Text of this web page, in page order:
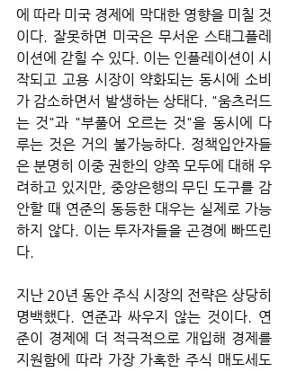
에 따라 미국 경제에 막대한 영향을 미칠 것
이다. 잘못하면 미국은 무서운 스태그플레
이션에 갇힐 수 있다. 이는 인플레이션이 시
작되고 고용 시장이 약화되는 동시에 소비
가 감소하면서 발생하는 상태다. "움츠러드
는 것"과 "부풀어 오르는 것"을 동시에 다
루는 것은 거의 불가능하다. 정책입안자들
은 분명히 이중 권한의 양쪽 모두에 대해 우
려하고 있지만, 중앙은행의 무딘 도구를 감
안할 때 연준의 동등한 대우는 실제로 가능
하지 않다. 이는 투자자들을 곤경에 빠뜨린
다.
지난 20년 동안 주식 시장의 전략은 상당히
명백했다. 연준과 싸우지 않는 것이다. 연
준이 경제에 더 적극적으로 개입해 경제를
지원함에 따라 가장 가혹한 주식 매도세도